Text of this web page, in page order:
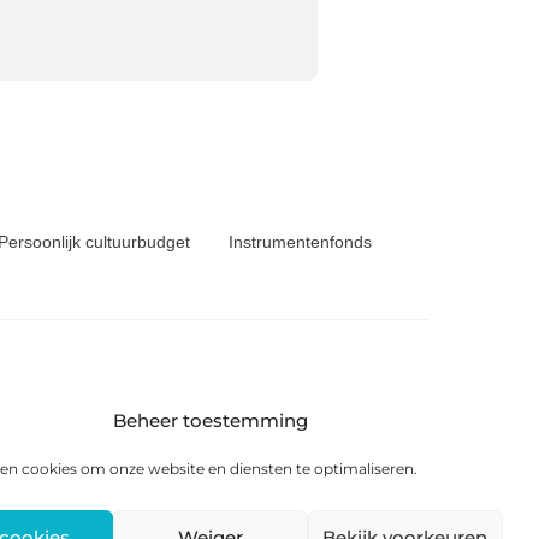
Beheer toestemming
cookies om onze website en diensten te optimaliseren.
cultuurbudget Instrumentenfonds